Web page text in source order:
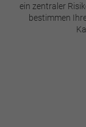
ein zentraler
bestimmen